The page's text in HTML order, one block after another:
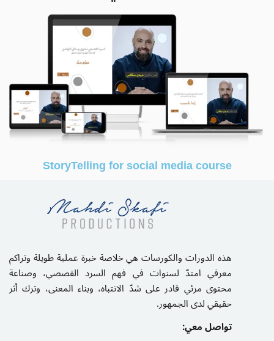
StoryTelling for social media course
هذه الدورات والكورسات هي خلاصة خبرة عملية طويلة وتراكم
معرفي امتدّ لسنوات في فهم السرد القصصي، وصناعة
محتوى مرئي قادر على شدّ الانتباه، وبناء المعنى، وترك أثر
حقيقي لدى الجمهور.
تواصل معي: